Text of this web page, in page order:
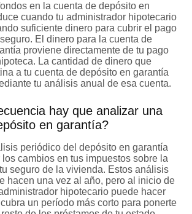
en la cuenta de depósito en
cuando tu administrador hipotecario
suficiente dinero para cubrir el pago
El dinero para la cuenta de
proviene directamente de tu pago
La cantidad de dinero que
a tu cuenta de depósito en garantía
tu análisis anual de esa cuenta.
hay que analizar una
en garantía?
periódico del depósito en garantía
cambios en tus impuestos sobre la
seguro de la vivienda. Estos análisis
hacen una vez al año, pero al inicio de
hipotecario puede hacer
un período más corto para ponerte